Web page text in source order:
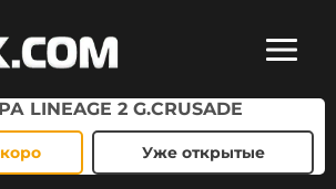
LINEAGE 2 G.CRUSADE
Уже открытые